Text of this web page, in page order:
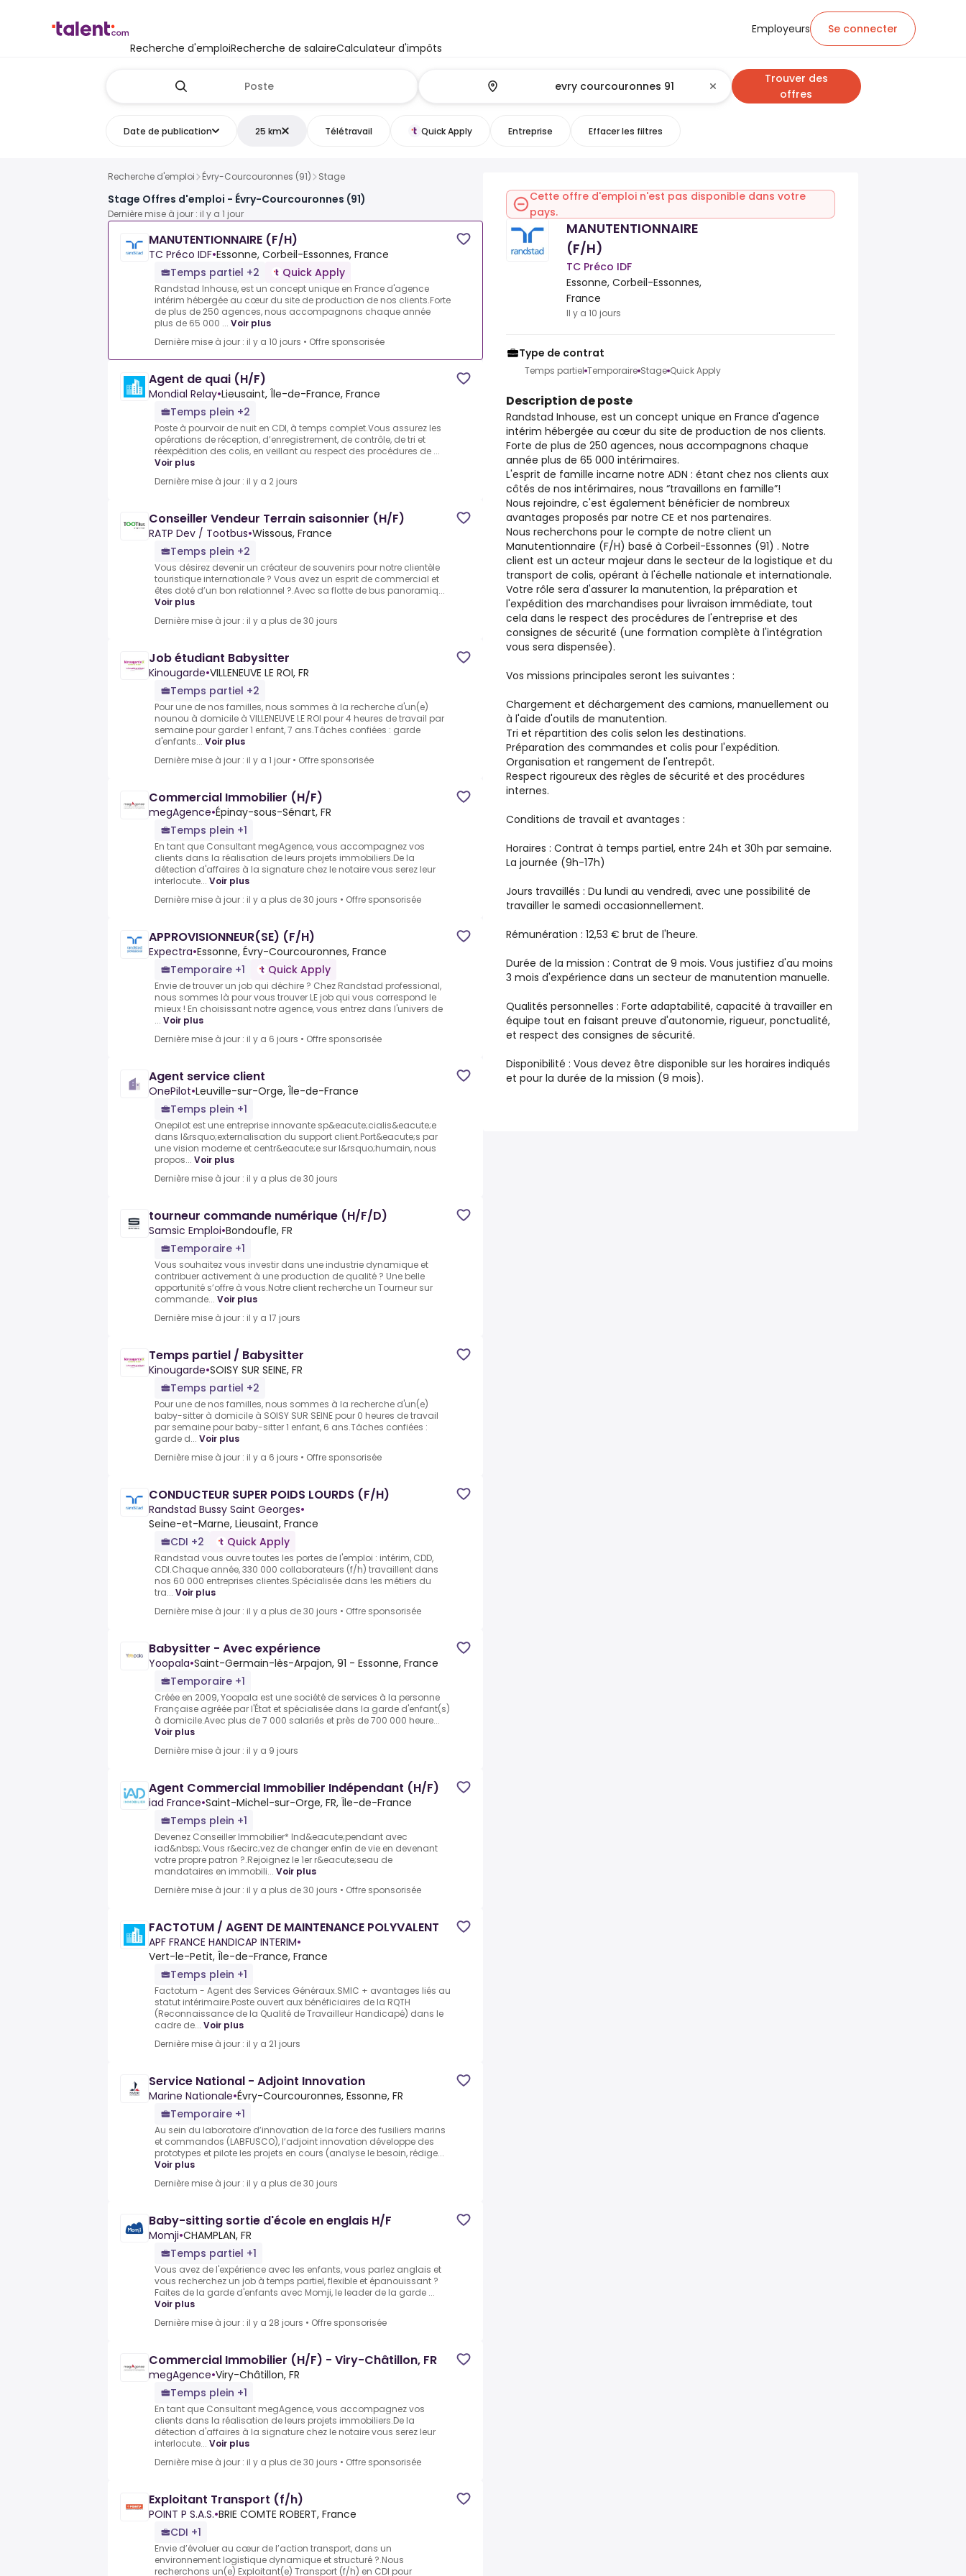
Recherche d'emploiRecherche de salaireCalculateur d'impôts
Employeurs Se connecter
Trouver des
offres
Date de publication 25 km Télétravail Quick Apply Entreprise Effacer les filtres
Recherche d'emploi Évry-Courcouronnes (91) Stage
Stage Offres d'emploi - Évry-Courcouronnes (91)
Dernière mise à jour : il y a 1 jour
MANUTENTIONNAIRE (F/H)
TC Préco IDF•Essonne, Corbeil-Essonnes, France
Temps partiel +2
Quick Apply
Randstad Inhouse, est un concept unique en France d'agence
intérim hébergée au cœur du site de production de nos clients.Forte
de plus de 250 agences, nous accompagnons chaque année
plus de 65 000 ... Voir plus
Dernière mise à jour : il y a 10 jours • Offre sponsorisée
Agent de quai (H/F)
Mondial Relay•Lieusaint, Île-de-France, France
Temps plein +2
Poste à pourvoir de nuit en CDI, à temps complet.Vous assurez les
opérations de réception, d’enregistrement, de contrôle, de tri et
réexpédition des colis, en veillant au respect des procédures de ...
Voir plus
Dernière mise à jour : il y a 2 jours
Conseiller Vendeur Terrain saisonnier (H/F)
RATP Dev / Tootbus•Wissous, France
Temps plein +2
Vous désirez devenir un créateur de souvenirs pour notre clientèle
touristique internationale ? Vous avez un esprit de commercial et
êtes doté d’un bon relationnel ?.Avec sa flotte de bus panoramiq...
Voir plus
Dernière mise à jour : il y a plus de 30 jours
Job étudiant Babysitter
Kinougarde•VILLENEUVE LE ROI, FR
Temps partiel +2
Pour une de nos familles, nous sommes à la recherche d'un(e)
nounou à domicile à VILLENEUVE LE ROI pour 4 heures de travail par
semaine pour garder 1 enfant, 7 ans.Tâches confiées : garde
d'enfants... Voir plus
Dernière mise à jour : il y a 1 jour • Offre sponsorisée
Commercial Immobilier (H/F)
megAgence•Épinay-sous-Sénart, FR
Temps plein +1
En tant que Consultant megAgence, vous accompagnez vos
clients dans la réalisation de leurs projets immobiliers.De la
détection d'affaires à la signature chez le notaire vous serez leur
interlocute... Voir plus
Dernière mise à jour : il y a plus de 30 jours • Offre sponsorisée
APPROVISIONNEUR(SE) (F/H)
Expectra•Essonne, Évry-Courcouronnes, France
Temporaire +1
Quick Apply
Envie de trouver un job qui déchire ? Chez Randstad professional,
nous sommes là pour vous trouver LE job qui vous correspond le
mieux ! En choisissant notre agence, vous entrez dans l'univers de
... Voir plus
Dernière mise à jour : il y a 6 jours • Offre sponsorisée
Agent service client
OnePilot•Leuville-sur-Orge, Île-de-France
Temps plein +1
Onepilot est une entreprise innovante sp&eacute;cialis&eacute;e
dans l&rsquo;externalisation du support client.Port&eacute;s par
une vision moderne et centr&eacute;e sur l&rsquo;humain, nous
propos... Voir plus
Dernière mise à jour : il y a plus de 30 jours
tourneur commande numérique (H/F/D)
Samsic Emploi•Bondoufle, FR
Temporaire +1
Vous souhaitez vous investir dans une industrie dynamique et
contribuer activement à une production de qualité ? Une belle
opportunité s’offre à vous.Notre client recherche un Tourneur sur
commande... Voir plus
Dernière mise à jour : il y a 17 jours
Temps partiel / Babysitter
Kinougarde•SOISY SUR SEINE, FR
Temps partiel +2
Pour une de nos familles, nous sommes à la recherche d'un(e)
baby-sitter à domicile à SOISY SUR SEINE pour 0 heures de travail
par semaine pour baby-sitter 1 enfant, 6 ans.Tâches confiées :
garde d... Voir plus
Dernière mise à jour : il y a 6 jours • Offre sponsorisée
CONDUCTEUR SUPER POIDS LOURDS (F/H)
Randstad Bussy Saint Georges•
Seine-et-Marne, Lieusaint, France
CDI +2
Quick Apply
Randstad vous ouvre toutes les portes de l'emploi : intérim, CDD,
CDI.Chaque année, 330 000 collaborateurs (f/h) travaillent dans
nos 60 000 entreprises clientes.Spécialisée dans les métiers du
tra... Voir plus
Dernière mise à jour : il y a plus de 30 jours • Offre sponsorisée
Babysitter - Avec expérience
Yoopala•Saint-Germain-lès-Arpajon, 91 - Essonne, France
Temporaire +1
Créée en 2009, Yoopala est une société de services à la personne
Française agréée par l'État et spécialisée dans la garde d'enfant(s)
à domicile.Avec plus de 7 000 salariés et près de 700 000 heure...
Voir plus
Dernière mise à jour : il y a 9 jours
Agent Commercial Immobilier Indépendant (H/F)
iad France•Saint-Michel-sur-Orge, FR, Île-de-France
Temps plein +1
Devenez Conseiller Immobilier* Ind&eacute;pendant avec
iad&nbsp;.Vous r&ecirc;vez de changer enfin de vie en devenant
votre propre patron ?.Rejoignez le 1er r&eacute;seau de
mandataires en immobili... Voir plus
Dernière mise à jour : il y a plus de 30 jours • Offre sponsorisée
FACTOTUM / AGENT DE MAINTENANCE POLYVALENT
APF FRANCE HANDICAP INTERIM•
Vert-le-Petit, Île-de-France, France
Temps plein +1
Factotum - Agent des Services Généraux.SMIC + avantages liés au
statut intérimaire.Poste ouvert aux bénéficiaires de la RQTH
(Reconnaissance de la Qualité de Travailleur Handicapé) dans le
cadre de... Voir plus
Dernière mise à jour : il y a 21 jours
Service National - Adjoint Innovation
Marine Nationale•Évry-Courcouronnes, Essonne, FR
Temporaire +1
Au sein du laboratoire d’innovation de la force des fusiliers marins
et commandos (LABFUSCO), l’adjoint innovation développe des
prototypes et pilote les projets en cours (analyse le besoin, rédige...
Voir plus
Dernière mise à jour : il y a plus de 30 jours
Baby-sitting sortie d'école en englais H/F
Momji•CHAMPLAN, FR
Temps partiel +1
Vous avez de l'expérience avec les enfants, vous parlez anglais et
vous recherchez un job à temps partiel, flexible et épanouissant ?
Faites de la garde d'enfants avec Momji, le leader de la garde ...
Voir plus
Dernière mise à jour : il y a 28 jours • Offre sponsorisée
Commercial Immobilier (H/F) - Viry-Châtillon, FR
megAgence•Viry-Châtillon, FR
Temps plein +1
En tant que Consultant megAgence, vous accompagnez vos
clients dans la réalisation de leurs projets immobiliers.De la
détection d'affaires à la signature chez le notaire vous serez leur
interlocute... Voir plus
Dernière mise à jour : il y a plus de 30 jours • Offre sponsorisée
Exploitant Transport (f/h)
POINT P S.A.S.•BRIE COMTE ROBERT, France
CDI +1
Envie d’évoluer au cœur de l’action transport, dans un
environnement logistique dynamique et structuré ?.Nous
recherchons un(e) Exploitant(e) Transport (f/h) en CDI pour
Cette offre d'emploi n'est pas disponible dans votre
pays.
MANUTENTIONNAIRE
(F/H)
TC Préco IDF
Essonne, Corbeil-Essonnes,
France
Il y a 10 jours
Type de contrat
Temps partiel Temporaire Stage Quick Apply
Description de poste
Randstad Inhouse, est un concept unique en France d'agence
intérim hébergée au cœur du site de production de nos clients.
Forte de plus de 250 agences, nous accompagnons chaque
année plus de 65 000 intérimaires.
L'esprit de famille incarne notre ADN : étant chez nos clients aux
côtés de nos intérimaires, nous “travaillons en famille”!
Nous rejoindre, c'est également bénéficier de nombreux
avantages proposés par notre CE et nos partenaires.
Nous recherchons pour le compte de notre client un
Manutentionnaire (F/H) basé à Corbeil-Essonnes (91) . Notre
client est un acteur majeur dans le secteur de la logistique et du
transport de colis, opérant à l'échelle nationale et internationale.
Votre rôle sera d'assurer la manutention, la préparation et
l'expédition des marchandises pour livraison immédiate, tout
cela dans le respect des procédures de l'entreprise et des
consignes de sécurité (une formation complète à l'intégration
vous sera dispensée).
Vos missions principales seront les suivantes :
Chargement et déchargement des camions, manuellement ou
à l'aide d'outils de manutention.
Tri et répartition des colis selon les destinations.
Préparation des commandes et colis pour l'expédition.
Organisation et rangement de l'entrepôt.
Respect rigoureux des règles de sécurité et des procédures
internes.
Conditions de travail et avantages :
Horaires : Contrat à temps partiel, entre 24h et 30h par semaine.
La journée (9h-17h)
Jours travaillés : Du lundi au vendredi, avec une possibilité de
travailler le samedi occasionnellement.
Rémunération : 12,53 € brut de l'heure.
Durée de la mission : Contrat de 9 mois. Vous justifiez d'au moins
3 mois d'expérience dans un secteur de manutention manuelle.
Qualités personnelles : Forte adaptabilité, capacité à travailler en
équipe tout en faisant preuve d'autonomie, rigueur, ponctualité,
et respect des consignes de sécurité.
Disponibilité : Vous devez être disponible sur les horaires indiqués
et pour la durée de la mission (9 mois).